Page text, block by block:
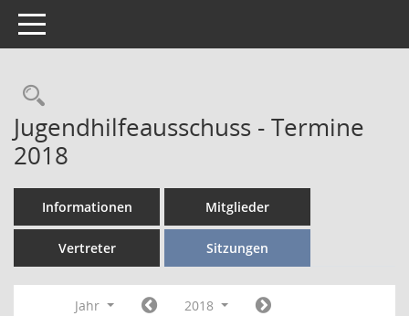
Toggle navigation
Jugendhilfeausschuss - Termine
2018
Informationen Mitglieder
Vertreter Sitzungen
Jahr
2018